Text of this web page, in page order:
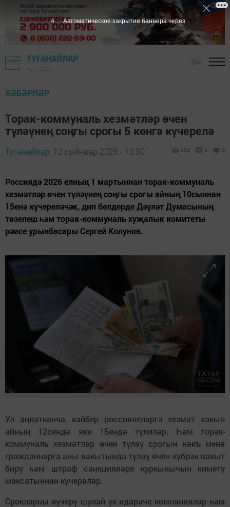
ТУГАНАЙЛАР
ХӘБӘРЛӘР
Торак-коммуналь хезмәтләр өчен
түләүнең соңгы срогы 5 көнгә күчерелә
Туганайлар, 12 гыйнвар 2026 - 12:30 254 0 0
Россиядә 2026 елның 1 мартыннан торак-коммуналь
хезмәтләр өчен түләүнең соңгы срогы айның 10сыннан
15енә күчереләчәк, дип белдерде Дәүләт Думасының
төзелеш һәм торак-коммуналь хуҗалык комитеты
рәисе урынбасары Сергей Колунов.
Ул аңлатканча, кайбер россиялеләргә хезмәт хакын
айның 12сендә яки 15ендә түлиләр. Һәм торак-
коммуналь хезмәтләр өчен түләү срогын нәкъ менә
гражданнарга аны вакытында түләү өчен күбрәк вакыт
бирү һәм штраф санкцияләре куркынычын киметү
максатыннан күчерәләр.
Срокларны күчерү шулай ук идарәче компанияләр һәм
2 Автоматическое закрытие баннера через